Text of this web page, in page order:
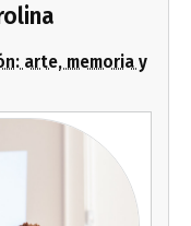
arte, memoria y